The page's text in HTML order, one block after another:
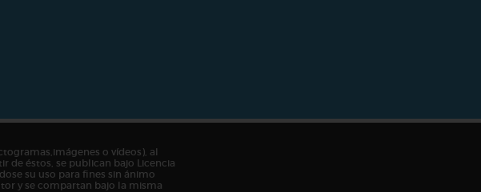
o vídeos), al
de éstos, se publican bajo Licencia
su uso para fines sin ánimo
y se compartan bajo la misma